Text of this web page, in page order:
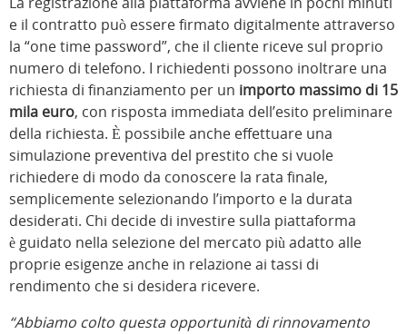
e il contratto può essere firmato digitalmente attraverso
la “one time password”, che il cliente riceve sul proprio
numero di telefono. I richiedenti possono inoltrare una
richiesta di finanziamento per un importo massimo di 15
mila euro, con risposta immediata dell’esito preliminare
della richiesta. È possibile anche effettuare una
simulazione preventiva del prestito che si vuole
richiedere di modo da conoscere la rata finale,
semplicemente selezionando l’importo e la durata
desiderati. Chi decide di investire sulla piattaforma
è guidato nella selezione del mercato più adatto alle
proprie esigenze anche in relazione ai tassi di
rendimento che si desidera ricevere.
“Abbiamo colto questa opportunità di rinnovamento